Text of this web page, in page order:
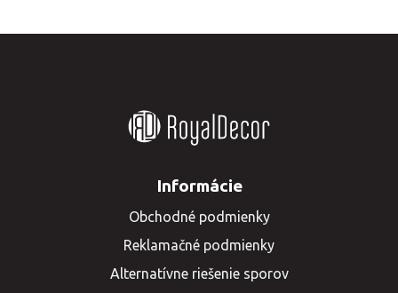
Informácie
Obchodné podmienky
Reklamačné podmienky
Alternatívne riešenie sporov